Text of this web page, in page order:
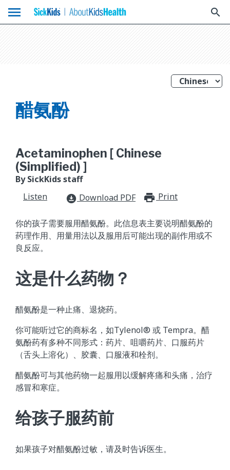
menu search
醋氨酚
Acetaminophen [ Chinese
(Simplified) ]
By SickKids staff
Listen
download_for_offline Download PDF Print
你的孩子需要服用醋氨酚。此信息表主要说明醋氨酚的
药理作用、用量用法以及服用后可能出现的副作用或不
良反应。
这是什么药物？
醋氨酚是一种止痛、退烧药。
你可能听过它的商标名，如Tylenol® 或 Tempra。醋
氨酚药有多种不同形式：药片、咀嚼药片、口服药片
（舌头上溶化）、胶囊、口服液和栓剂。
醋氨酚可与其他药物一起服用以缓解疼痛和头痛，治疗
感冒和寒症。
给孩子服药前
如果孩子对醋氨酚过敏，请及时告诉医生。